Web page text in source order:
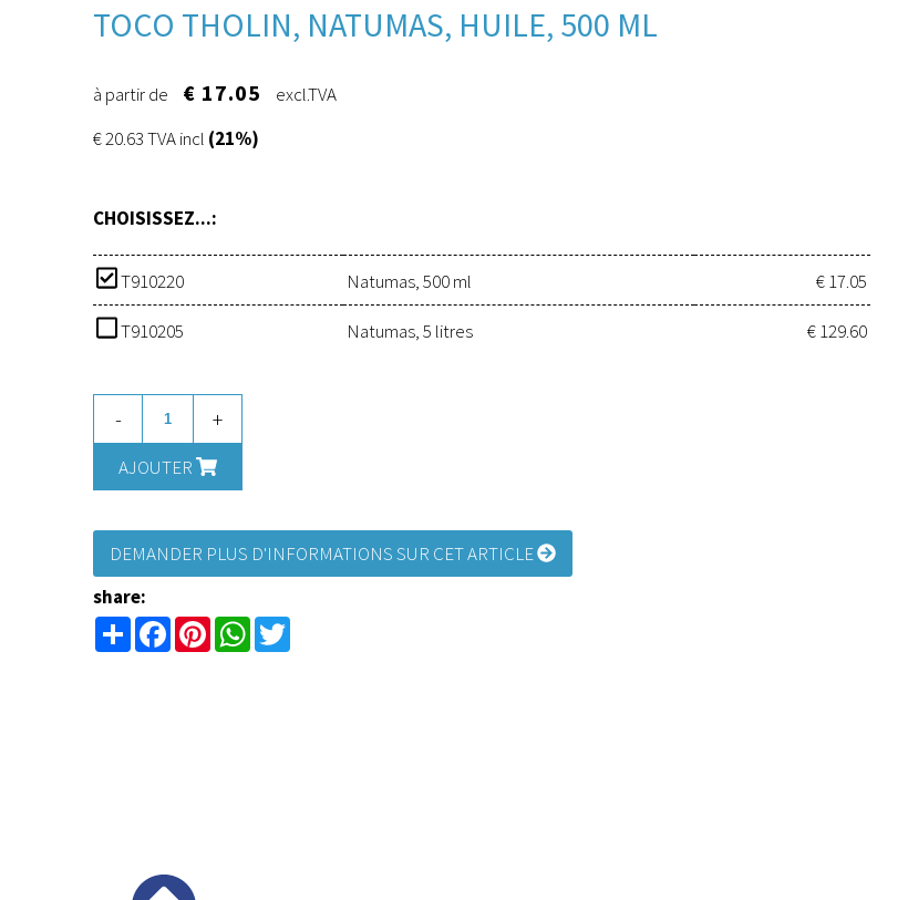
TOCO THOLIN, NATUMAS, HUILE, 500 ML
à partir de € 17.05
excl.TVA
€ 20.63 TVA incl (21%)
CHOISISSEZ...:
T910220 Natumas, 500 ml € 17.05
T910205 Natumas, 5 litres € 129.60
- +
AJOUTER
DEMANDER PLUS D'INFORMATIONS SUR CET ARTICLE
share:
ShareFacebookPinterestWhatsApp